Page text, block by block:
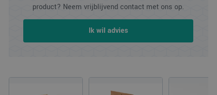
product? Neem vrijblijvend contact met ons op.
Ik wil advies